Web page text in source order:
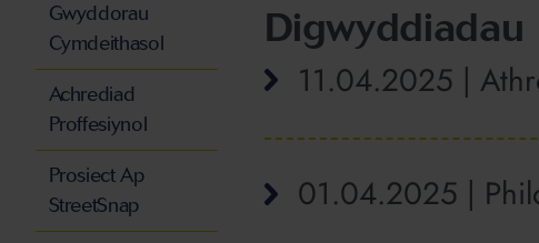
Digwyddiadau
11.04.2025 |
01.04.2025 |
Gwyddorau
Cymdeithasol
Achrediad
Proffesiynol
Prosiect Ap
StreetSnap